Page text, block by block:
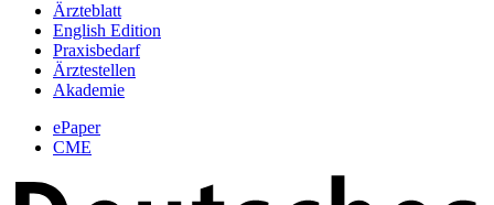
Ärzteblatt
English Edition
Praxisbedarf
Ärztestellen
Akademie
ePaper
CME